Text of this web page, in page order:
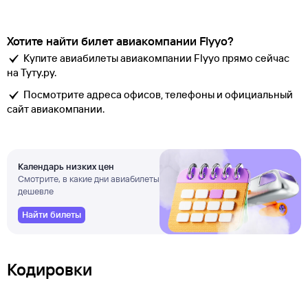
Хотите найти билет авиакомпании Flyyo?
Купите авиабилеты авиакомпании Flyyo прямо сейчас
на Туту.ру.
Посмотрите адреса офисов, телефоны и официальный
сайт авиакомпании.
Календарь низких цен
Смотрите, в какие дни авиабилеты
дешевле
Найти билеты
Кодировки